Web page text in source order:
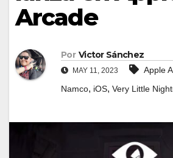
Arcade
Por Victor Sánchez
MAY 11, 2023 Apple
Namco, iOS, Very Little